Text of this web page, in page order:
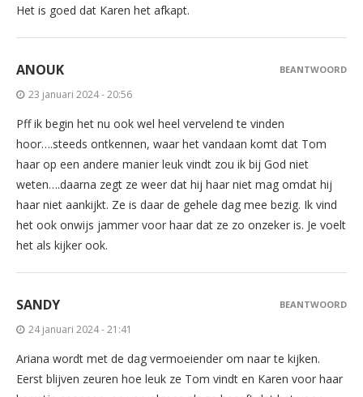
Het is goed dat Karen het afkapt.
ANOUK
23 januari 2024 - 20:56
Pff ik begin het nu ook wel heel vervelend te vinden
hoor….steeds ontkennen, waar het vandaan komt dat Tom
haar op een andere manier leuk vindt zou ik bij God niet
weten….daarna zegt ze weer dat hij haar niet mag omdat hij
haar niet aankijkt. Ze is daar de gehele dag mee bezig. Ik vind
het ook onwijs jammer voor haar dat ze zo onzeker is. Je voelt
het als kijker ook.
BEANTWOORD
SANDY
24 januari 2024 - 21:41
Ariana wordt met de dag vermoeiender om naar te kijken.
Eerst blijven zeuren hoe leuk ze Tom vindt en Karen voor haar
BEANTWOORD